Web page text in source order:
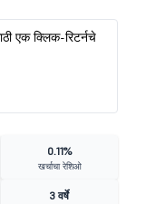
एक क्लिक-रिटर्नचे
0.11%
खर्चाचा रेशिओ
3 वर्षे